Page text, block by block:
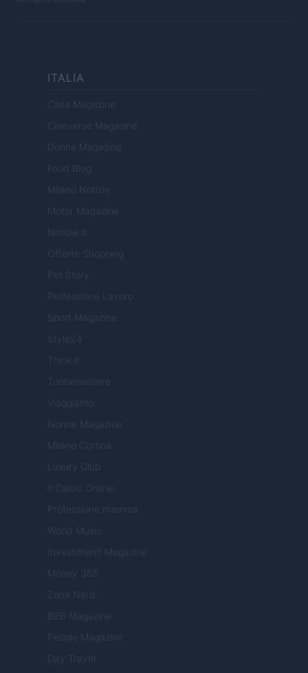
ITALIA
Casa Magazine
Cineverse Magazine
Donne Magazine
Food Blog
Milano Notizie
Motor Magazine
Notizie.it
Offerte Shopping
Pet Story
Professione Lavoro
Sport Magazine
Style24
Think.it
Tuobenessere
Viaggiamo
Nonne Magazine
Milano Cortina
Luxury Club
Il Calcio Online
Professione mamma
World Music
Investimenti Magazine
Money 365
Zona Nerd
B2B Magazine
People Magazine
Day Travel